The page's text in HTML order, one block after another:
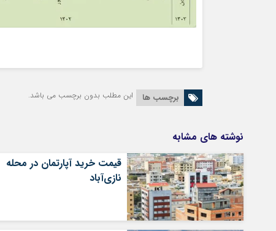
برچسب ها این مطلب بدون برچسب می باشد.
نوشته های مشابه
قیمت خرید آپارتمان در محله
نازی‌آباد